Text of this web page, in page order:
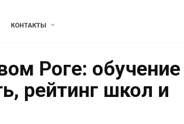
КОНТАКТЫ
Роге: обучение
рейтинг школ и